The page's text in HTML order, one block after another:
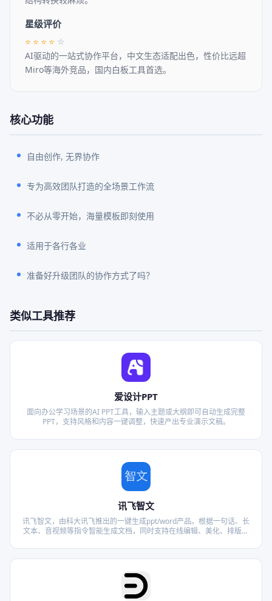
星级评价
⭐ ⭐ ⭐ ⭐ ☆
AI驱动的一站式协作平台，中文生态适配出色，性价比远超
Miro等海外竞品，国内白板工具首选。
核心功能
自由创作, 无界协作
专为高效团队打造的全场景工作流
不必从零开始，海量模板即刻使用
适用于各行各业
准备好升级团队的协作方式了吗？
类似工具推荐
爱设计PPT
面向办公学习场景的AI PPT工具，输入主题或大纲即可自动生成完整
PPT，支持风格和内容一键调整，快速产出专业演示文稿。
讯飞智文
讯飞智文，由科大讯飞推出的一键生成ppt/word产品。根据一句话、长
文本、音视频等指令智能生成文档，同时支持在线编辑、美化、排版、